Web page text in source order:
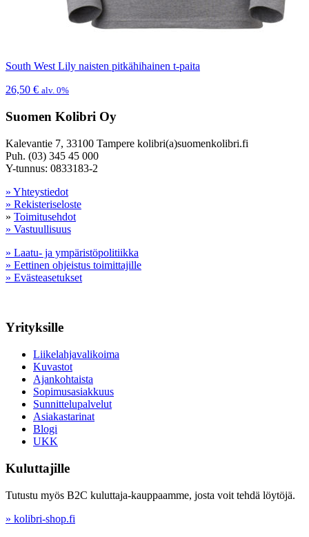
South West Lily naisten pitkähihainen t-paita
26,50 € alv. 0%
Suomen Kolibri Oy
Kalevantie 7, 33100 Tampere kolibri(a)suomenkolibri.fi
Puh. (03) 345 45 000
Y-tunnus: 0833183-2
» Yhteystiedot
» Rekisteriseloste
» Toimitusehdot
» Vastuullisuus
» Laatu- ja ympäristöpolitiikka
» Eettinen ohjeistus toimittajille
» Evästeasetukset
Yrityksille
Liikelahjavalikoima
Kuvastot
Ajankohtaista
Sopimusasiakkuus
Sunnittelupalvelut
Asiakastarinat
Blogi
UKK
Kuluttajille
Tutustu myös B2C kuluttaja-kauppaamme, josta voit tehdä löytöjä.
» kolibri-shop.fi